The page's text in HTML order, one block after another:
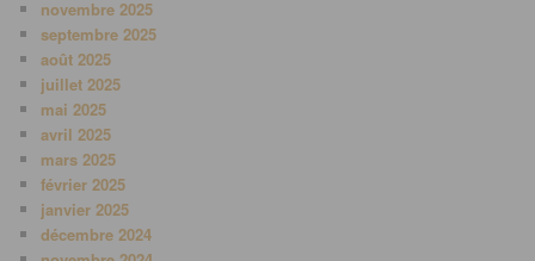
novembre 2025
septembre 2025
août 2025
juillet 2025
mai 2025
avril 2025
mars 2025
février 2025
janvier 2025
décembre 2024